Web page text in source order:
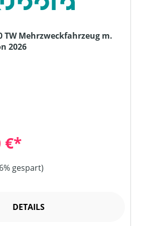
Mehrzweckfahrzeug m.
2026
€*
gespart)
DETAILS